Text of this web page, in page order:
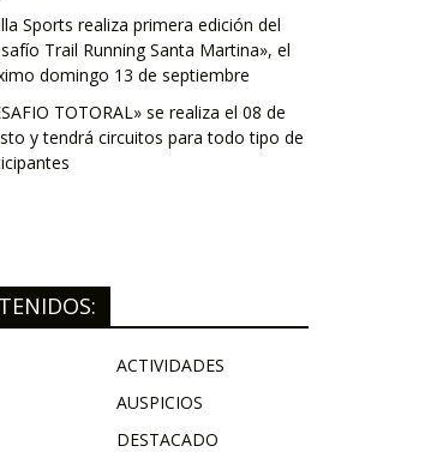
Sports realiza primera edición del
Trail Running Santa Martina», el
domingo 13 de septiembre
TOTORAL» se realiza el 08 de
y tendrá circuitos para todo tipo de
ACTIVIDADES
AUSPICIOS
DESTACADO